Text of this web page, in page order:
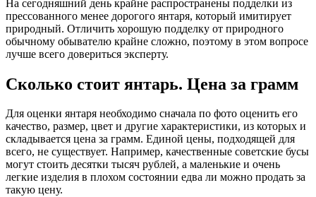
На сегодняшний день крайне распространены подделки из
прессованного менее дорогого янтаря, который имитирует
природный. Отличить хорошую подделку от природного
обычному обывателю крайне сложно, поэтому в этом вопросе
лучше всего довериться эксперту.
Сколько стоит янтарь. Цена за грамм
Для оценки янтаря необходимо сначала по фото оценить его
качество, размер, цвет и другие характеристики, из которых и
складывается цена за грамм. Единой цены, подходящей для
всего, не существует. Например, качественные советские бусы
могут стоить десятки тысяч рублей, а маленькие и очень
легкие изделия в плохом состоянии едва ли можно продать за
такую цену.